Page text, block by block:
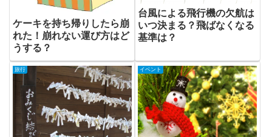
ケーキを持ち帰りしたら崩
れた！崩れない運び方はど
うする？
台風による飛行機の欠航は
いつ決まる？飛ばなくなる
基準は？
旅行 イベント